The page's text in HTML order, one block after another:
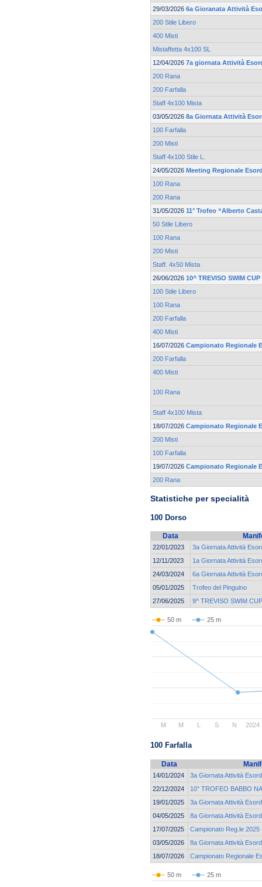
29/03/2026 6a Gioranata Attività
200 Stile Libero
400 Misti
Mistaffetta 4x100 SL
12/04/2026 7a giornata Attività
200 Rana
200 Farfalla
Staff 4x100 Mista
03/05/2026 8a Giornata Attività
100 Farfalla
200 Misti
Staff 4x100 Stile L.
24/05/2026 Meeting Regionale
100 Rana
200 Rana
31/05/2026 11° Trofeo “Alberto
50 Stile Libero
100 Rana
200 Misti
Staff. 4x50 Mista
26/06/2026 10^ TREVISO SWIM CUP
100 Stile Libero
100 Rana
200 Farfalla
400 Misti
16/07/2026 Campionato Regionale
200 Farfalla
400 Misti
100 Rana
Staff 4x100 Mista
18/07/2026 Campionato Regionale
200 Misti
100 Farfalla
19/07/2026 Campionato Regionale
200 Rana
Statistiche per specialità
100 Dorso
Data
22/01/2023
3a Giornata Attività
12/11/2023
1a Giornata Attività
24/03/2024
6a Giornata Attività
05/01/2025
Trofeo del Pinguino
27/06/2025
9^ TREVISO SWIM CUP
50 m 25 m
2024
M M S N
100 Farfalla
Data
14/01/2024
3a Giornata Attività
22/12/2024
10° TROFEO BABBO
19/01/2025
3a Giornata Attività
04/05/2025
8a Giornata Attività
17/07/2025
Campionato Reg.le
03/05/2026
8a Giornata Attività
18/07/2026
Campionato Regionale
50 m 25 m